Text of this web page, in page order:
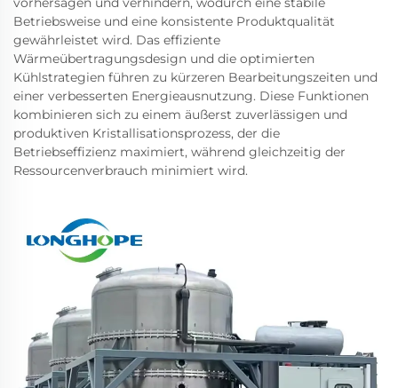
Betriebsweise und eine konsistente Produktqualität
gewährleistet wird. Das effiziente
Wärmeübertragungsdesign und die optimierten
Kühlstrategien führen zu kürzeren Bearbeitungszeiten und
einer verbesserten Energieausnutzung. Diese Funktionen
kombinieren sich zu einem äußerst zuverlässigen und
produktiven Kristallisationsprozess, der die
Betriebseffizienz maximiert, während gleichzeitig der
Ressourcenverbrauch minimiert wird.